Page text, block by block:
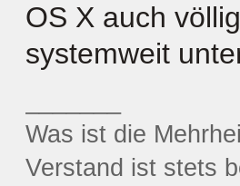
OS X auch
systemweit
Was ist die
Verstand ist stets